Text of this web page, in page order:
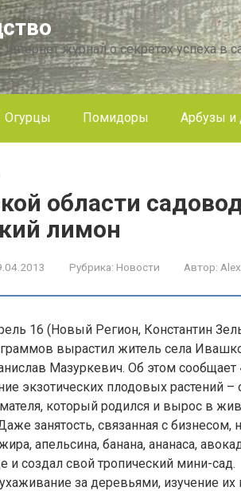
журнал о секретах успеха в
Огурцы Помидоры Арбузы и
области
лимон
Рубрика: Новости Автор: Alex
16 (Новый Регион, Константин
вырастил житель села
Мазуркевич. Об этом сообщает
экзотических плодовых растений –
который родился и вырос в
занятость, связанная с
апельсина, банана, ананаса,
и создал свой тропический мини-сад.
за деревьями, изучение их